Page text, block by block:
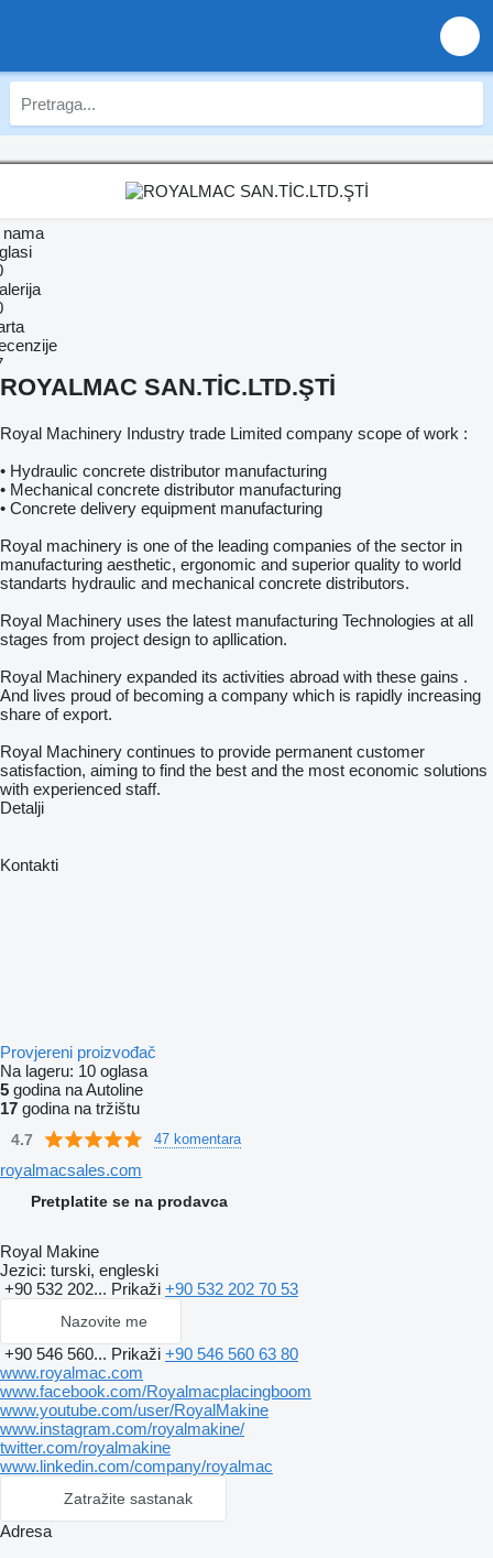
ROYALMAC SAN.TİC.LTD.ŞTİ
Royal Machinery Industry trade Limited company scope of work :
• Hydraulic concrete distributor manufacturing
• Mechanical concrete distributor manufacturing
• Concrete delivery equipment manufacturing
Royal machinery is one of the leading companies of the sector in
manufacturing aesthetic, ergonomic and superior quality to world
standarts hydraulic and mechanical concrete distributors.
Royal Machinery uses the latest manufacturing Technologies at all
stages from project design to apllication.
Royal Machinery expanded its activities abroad with these gains .
And lives proud of becoming a company which is rapidly increasing
share of export.
Royal Machinery continues to provide permanent customer
satisfaction, aiming to find the best and the most economic solutions
with experienced staff.
Detalji
Kontakti
Provjereni proizvođač
Na lageru: 10 oglasa
5 godina na Autoline
17 godina na tržištu
4.7 47 komentara
royalmacsales.com
Pretplatite se na prodavca
Royal Makine
Jezici: turski, engleski
+90 532 202... Prikaži +90 532 202 70 53
Nazovite me
+90 546 560... Prikaži +90 546 560 63 80
www.royalmac.com
www.facebook.com/Royalmacplacingboom
www.youtube.com/user/RoyalMakine
www.instagram.com/royalmakine/
twitter.com/royalmakine
www.linkedin.com/company/royalmac
Zatražite sastanak
Adresa